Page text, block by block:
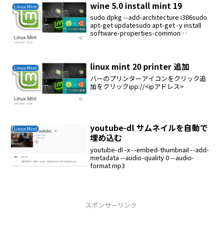
ストー...
Linux Mint wine 5.0 install mint 19
sudo dpkg --add-architecture i386sudo
apt-get updatesudo apt-get -y install
software-properties-common
Linux Mint linux mint 20 printer 追加
バーのプリンターアイコンをクリック追
加をクリックipp://<ipアドレス>
Linux Mint
youtube-dl サムネイルを自動で
埋め込む
youtube-dl -x --embed-thumbnail --add-
metadata --audio-quality 0 --audio-
format mp3
スポンサーリンク